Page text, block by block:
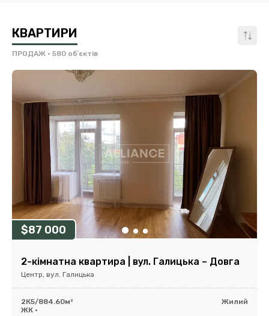
КВАРТИРИ
ПРОДАЖ • 580 обʼєктів
$87 000
2-кімнатна квартира | вул. Галицька – Довга
Центр, вул. Галицька
2К5/884.60м²
Жилий
ЖК •